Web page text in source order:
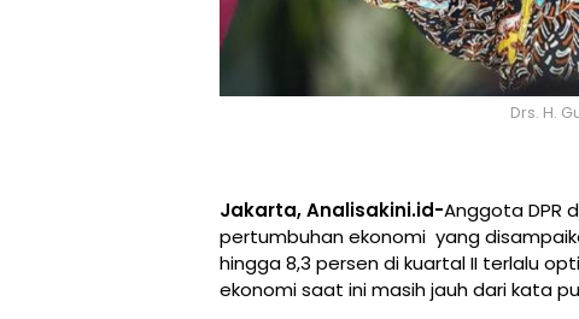
Drs. H.
Jakarta, Analisakini.id-Anggota DPR
pertumbuhan ekonomi yang
hingga 8,3 persen di kuartal II terlalu
ekonomi saat ini masih jauh dari kata